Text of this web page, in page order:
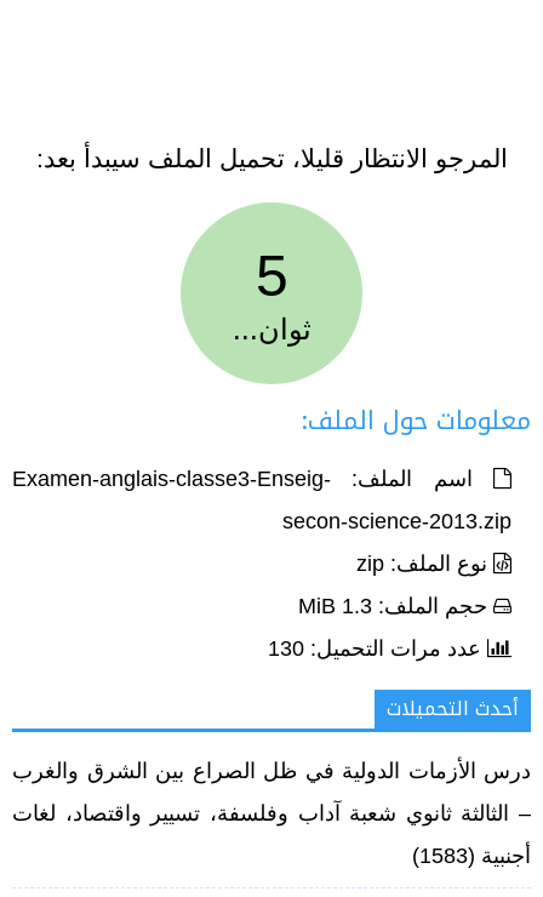
المرجو الانتظار قليلا، تحميل الملف سيبدأ بعد:
5
ثوان...
معلومات حول الملف:
اسم الملف: Examen-anglais-classe3-Enseig-
secon-science-2013.zip
نوع الملف: zip
حجم الملف: 1.3 MiB
عدد مرات التحميل: 130
أحدث التحميلات
درس الأزمات الدولية في ظل الصراع بين الشرق والغرب
– الثالثة ثانوي شعبة آداب وفلسفة، تسيير واقتصاد، لغات
أجنبية (1583)